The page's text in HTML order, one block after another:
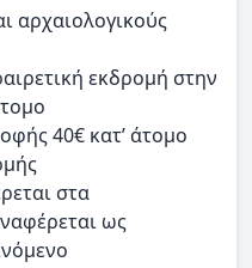
αρχαιολογικούς
εκδρομή στην
40€ κατ’ άτομο
στα
ως